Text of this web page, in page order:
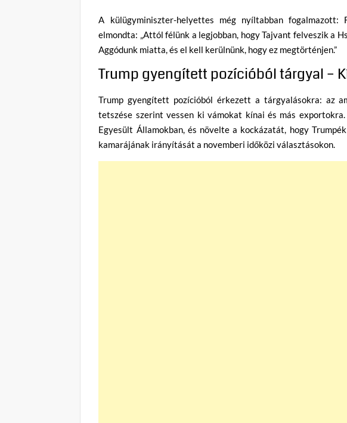
A külügyminiszter-helyettes még nyíltabban
elmondta: „Attól félünk a legjobban, hogy Tajvant felveszik a
Aggódunk miatta, és el kell kerülnünk, hogy ez megtörténjen.”
Trump gyengített pozícióból tárgyal –
Trump gyengített pozícióból érkezett a tárgyalásokra: az
tetszése szerint vessen ki vámokat kínai és más
Egyesült Államokban, és növelte a kockázatát, hogy
kamarájának irányítását a novemberi időközi választásokon.